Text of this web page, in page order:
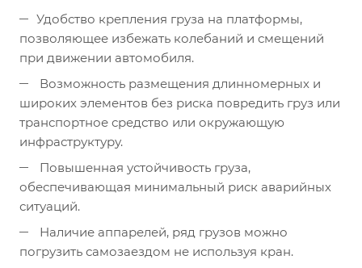
Удобство крепления груза на платформы,
позволяющее избежать колебаний и смещений
при движении автомобиля.
Возможность размещения длинномерных и
широких элементов без риска повредить груз или
транспортное средство или окружающую
инфраструктуру.
Повышенная устойчивость груза,
обеспечивающая минимальный риск аварийных
ситуаций.
Наличие аппарелей, ряд грузов можно
погрузить самозаездом не используя кран.